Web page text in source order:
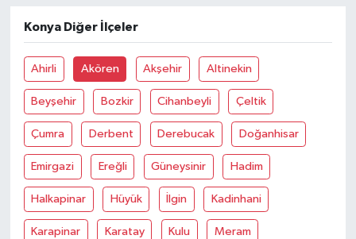
Konya Diğer İlçeler
Ahirli Akören Akşehir Altinekin
Beyşehir Bozkir Cihanbeyli Çeltik
Çumra Derbent Derebucak Doğanhisar
Emirgazi Ereğli Güneysinir Hadim
Halkapinar Hüyük İlgin Kadinhani
Karapinar Karatay Kulu Meram